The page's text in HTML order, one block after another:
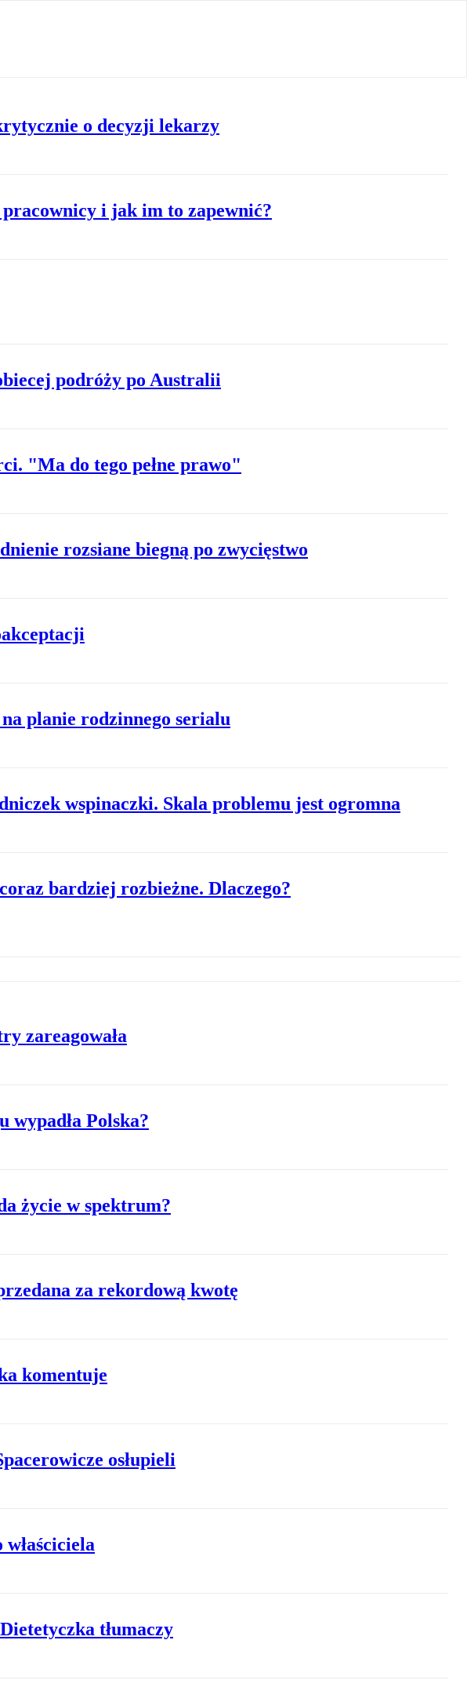
o decyzji lekarzy
i jak im to zapewnić?
podróży po Australii
"Ma do tego pełne prawo"
rozsiane biegną po zwycięstwo
planie rodzinnego serialu
wspinaczki. Skala problemu jest ogromna
bardziej rozbieżne. Dlaczego?
zareagowała
Polska?
życie w spektrum?
za rekordową kwotę
komentuje
osłupieli
tłumaczy